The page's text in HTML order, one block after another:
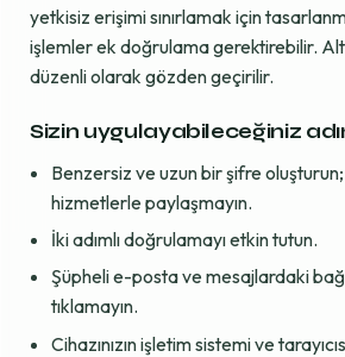
yetkisiz erişimi sınırlamak için
işlemler ek doğrulama gerektirebilir.
düzenli olarak gözden geçirilir.
Sizin uygulayabileceğiniz
Benzersiz ve uzun bir şifre
hizmetlerle paylaşmayın.
İki adımlı doğrulamayı etkin tutun.
Şüpheli e-posta ve mesajlardaki
tıklamayın.
Cihazınızın işletim sistemi ve